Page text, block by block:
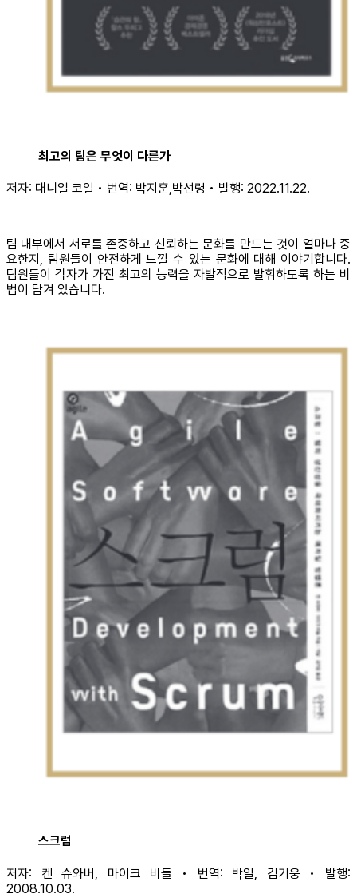
최고의 팀은 무엇이 다른가
저자: 대니얼 코일 • 번역: 박지훈,박선령 • 발행: 2022.11.22.
팀 내부에서 서로를 존중하고 신뢰하는 문화를 만드는 것이 얼마나 중
요한지, 팀원들이 안전하게 느낄 수 있는 문화에 대해 이야기합니다.
팀원들이 각자가 가진 최고의 능력을 자발적으로 발휘하도록 하는 비
법이 담겨 있습니다.
스크럼
저자: 켄 슈와버, 마이크 비들 • 번역: 박일, 김기웅 • 발행:
2008.10.03.